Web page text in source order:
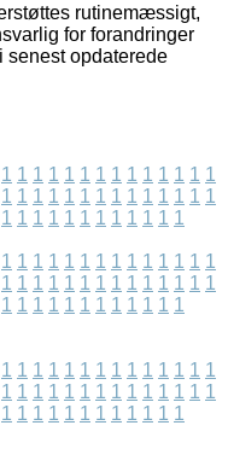
rutinemæssigt,
for forandringer
senest opdaterede
1 1 1 1 1 1 1 1 1 1 1 1 1 1
1 1 1 1 1 1 1 1 1 1 1 1 1 1
1 1 1 1 1 1 1 1 1 1 1 1
1 1 1 1 1 1 1 1 1 1 1 1 1 1
1 1 1 1 1 1 1 1 1 1 1 1 1 1
1 1 1 1 1 1 1 1 1 1 1 1
1 1 1 1 1 1 1 1 1 1 1 1 1 1
1 1 1 1 1 1 1 1 1 1 1 1 1 1
1 1 1 1 1 1 1 1 1 1 1 1